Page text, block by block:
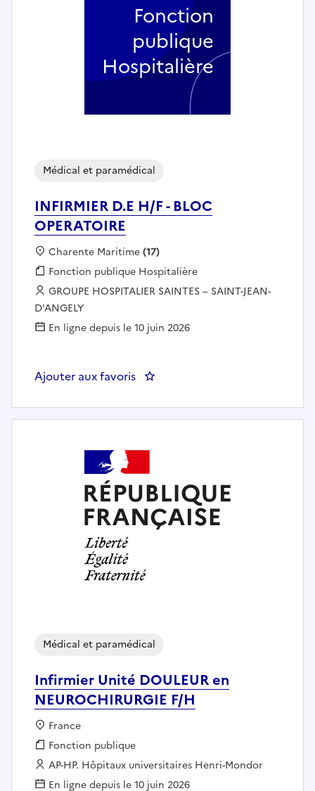
INFIRMIER D.E H/F - BLOC
OPERATOIRE
Médical et paramédical
Localisation :
Charente Maritime(17)
Fonction publique :
Fonction publique Hospitalière
Employeur :
GROUPE HOSPITALIER SAINTES – SAINT-JEAN-
D'ANGELY
En ligne depuis le 10 juin 2026
Ajouter aux favoris : INFIRMIER D.E H/F - BLOC
Fonction
publique
Hospitalière
Infirmier Unité DOULEUR en
NEUROCHIRURGIE F/H
Médical et paramédical
Localisation :
France
Fonction publique :
Fonction publique
Employeur :
AP-HP. Hôpitaux universitaires Henri-Mondor
En ligne depuis le 10 juin 2026